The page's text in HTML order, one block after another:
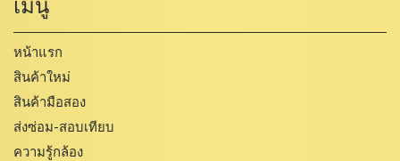
หน้าแรก
สินค้าใหม่
สินค้ามือสอง
ส่งซ่อม-สอบเทียบ
ความรู้กล้อง